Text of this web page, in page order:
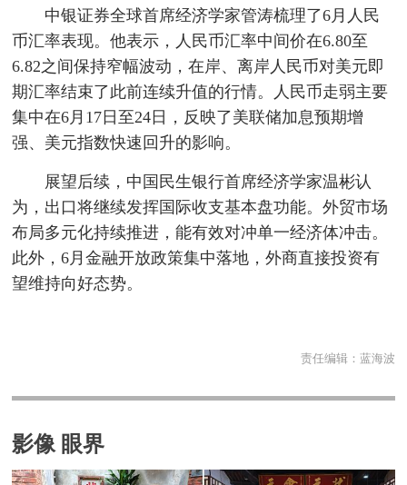
中银证券全球首席经济学家管涛梳理了6月人民
币汇率表现。他表示，人民币汇率中间价在6.80至
6.82之间保持窄幅波动，在岸、离岸人民币对美元即
期汇率结束了此前连续升值的行情。人民币走弱主要
集中在6月17日至24日，反映了美联储加息预期增
强、美元指数快速回升的影响。
展望后续，中国民生银行首席经济学家温彬认
为，出口将继续发挥国际收支基本盘功能。外贸市场
布局多元化持续推进，能有效对冲单一经济体冲击。
此外，6月金融开放政策集中落地，外商直接投资有
望维持向好态势。
责任编辑： 蓝海波
影像 眼界